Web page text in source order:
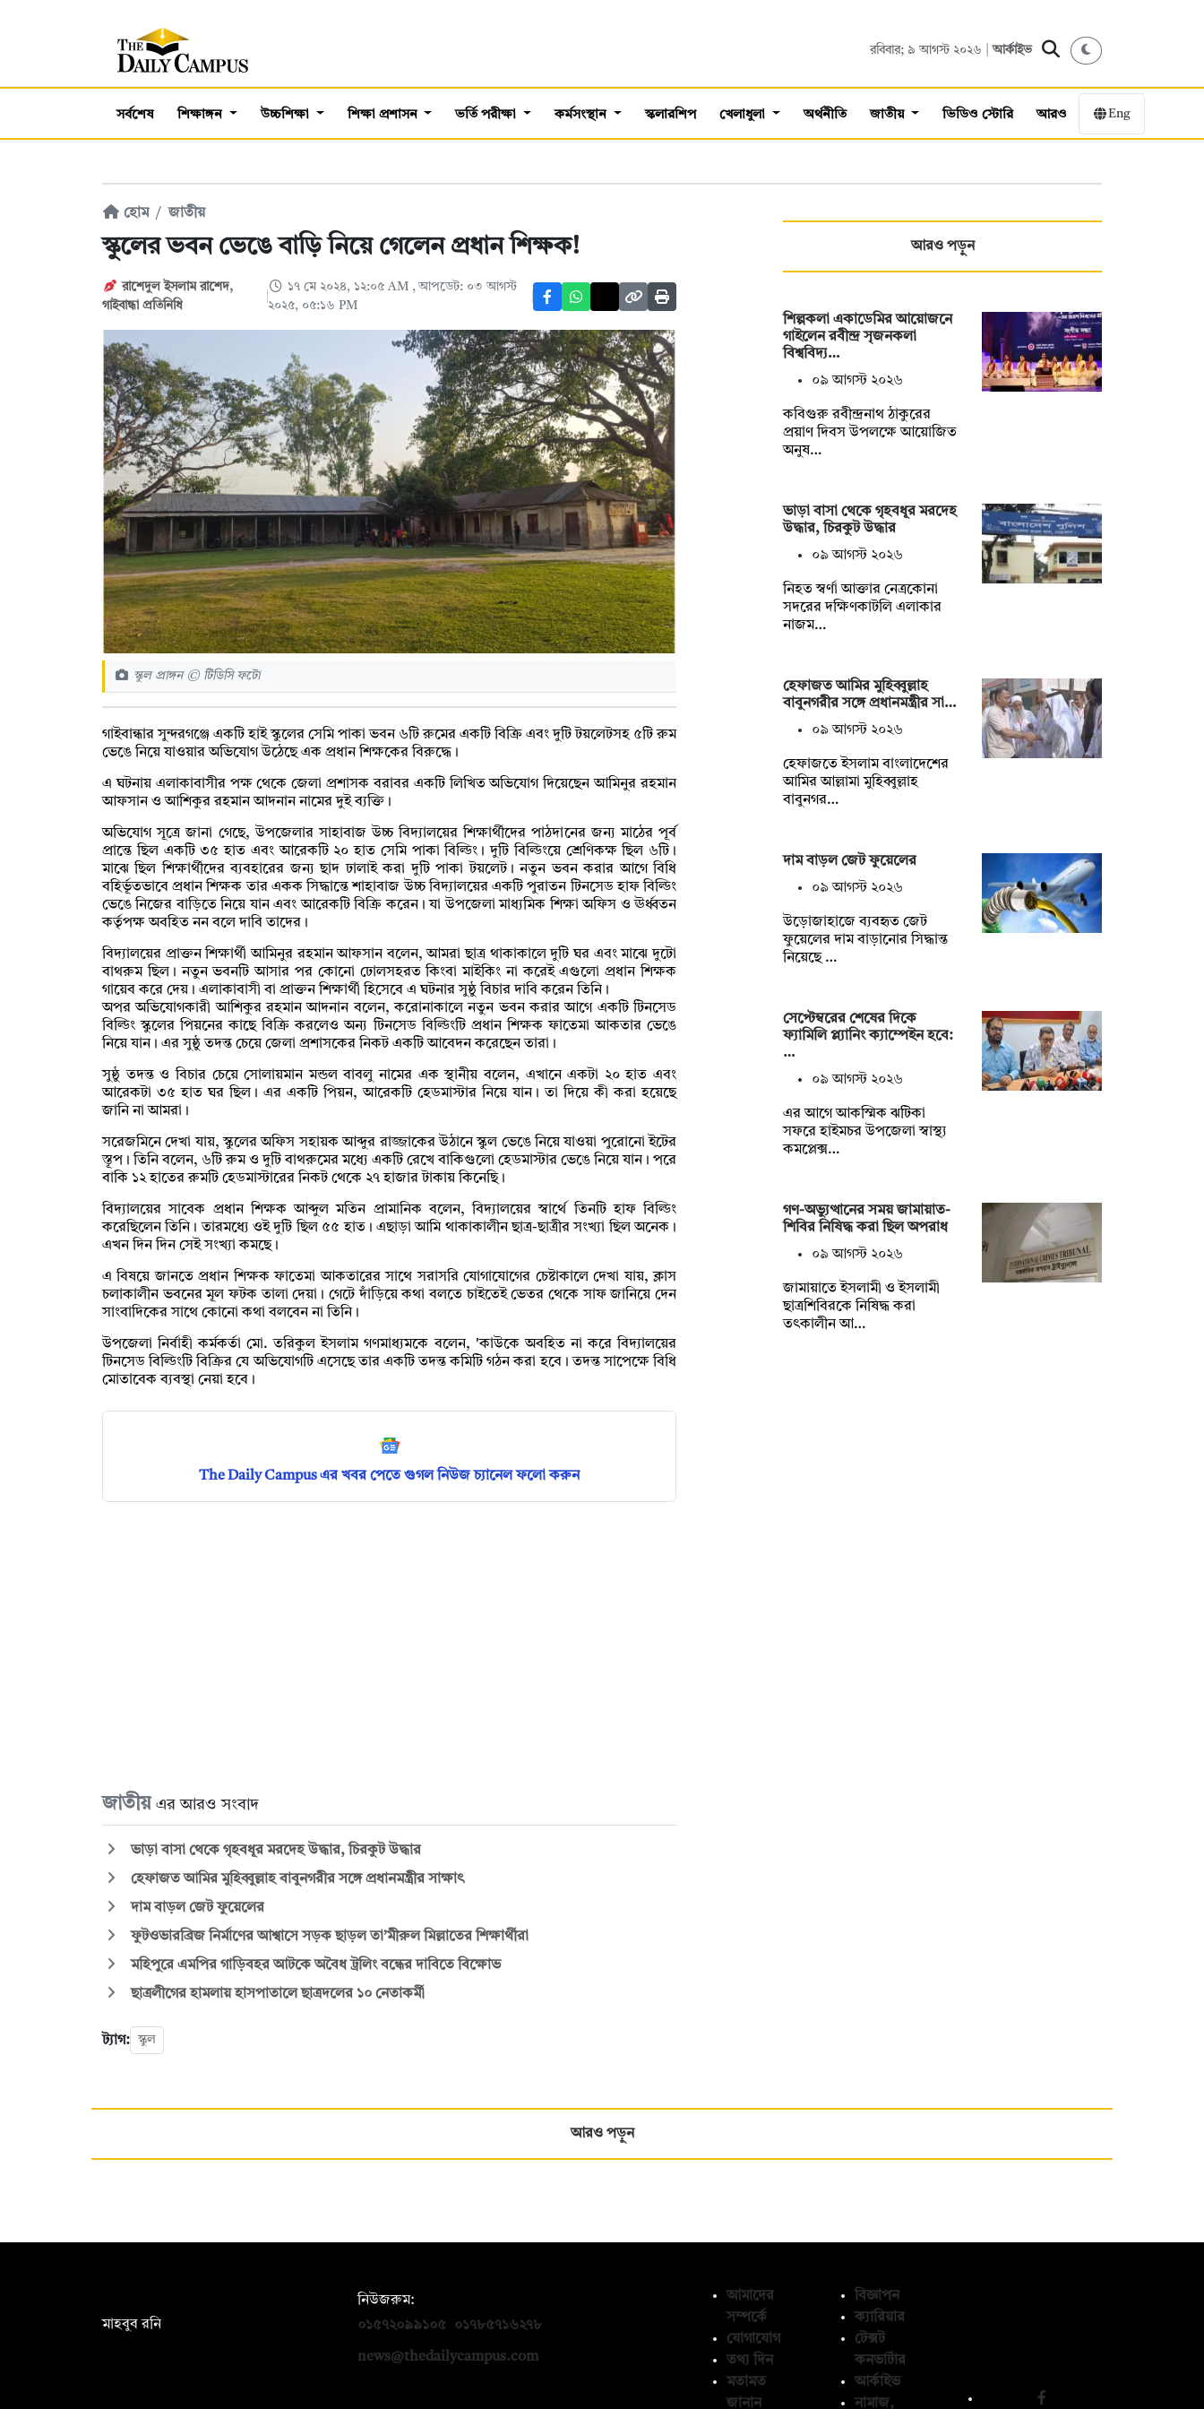
রবিবার; ৯ আগস্ট ২০২৬ |আর্কাইভ
সর্বশেষ শিক্ষাঙ্গন উচ্চশিক্ষা শিক্ষা প্রশাসন ভর্তি পরীক্ষা কর্মসংস্থান স্কলারশিপ খেলাধুলা অর্থনীতি জাতীয় ভিডিও স্টোরি আরও Eng
হোম জাতীয়
স্কুলের ভবন ভেঙে বাড়ি নিয়ে গেলেন প্রধান শিক্ষক!
রাশেদুল ইসলাম রাশেদ,
গাইবান্ধা প্রতিনিধি
১৭ মে ২০২৪, ১২:০৫ AM , আপডেট: ০৩ আগস্ট
২০২৫, ০৫:১৬ PM
স্কুল প্রাঙ্গন © টিডিসি ফটো
গাইবান্ধার সুন্দরগঞ্জে একটি হাই স্কুলের সেমি পাকা ভবন ৬টি রুমের একটি বিক্রি এবং দুটি টয়লেটসহ ৫টি রুম
ভেঙে নিয়ে যাওয়ার অভিযোগ উঠেছে এক প্রধান শিক্ষকের বিরুদ্ধে।
এ ঘটনায় এলাকাবাসীর পক্ষ থেকে জেলা প্রশাসক বরাবর একটি লিখিত অভিযোগ দিয়েছেন আমিনুর রহমান
আফসান ও আশিকুর রহমান আদনান নামের দুই ব্যক্তি।
অভিযোগ সূত্রে জানা গেছে, উপজেলার সাহাবাজ উচ্চ বিদ্যালয়ের শিক্ষার্থীদের পাঠদানের জন্য মাঠের পূর্ব
প্রান্তে ছিল একটি ৩৫ হাত এবং আরেকটি ২০ হাত সেমি পাকা বিল্ডিং। দুটি বিল্ডিংয়ে শ্রেণিকক্ষ ছিল ৬টি।
মাঝে ছিল শিক্ষার্থীদের ব্যবহারের জন্য ছাদ ঢালাই করা দুটি পাকা টয়লেট। নতুন ভবন করার আগে বিধি
বহির্ভূতভাবে প্রধান শিক্ষক তার একক সিদ্ধান্তে শাহাবাজ উচ্চ বিদ্যালয়ের একটি পুরাতন টিনসেড হাফ বিল্ডিং
ভেঙে নিজের বাড়িতে নিয়ে যান এবং আরেকটি বিক্রি করেন। যা উপজেলা মাধ্যমিক শিক্ষা অফিস ও ঊর্ধ্বতন
কর্তৃপক্ষ অবহিত নন বলে দাবি তাদের।
বিদ্যালয়ের প্রাক্তন শিক্ষার্থী আমিনুর রহমান আফসান বলেন, আমরা ছাত্র থাকাকালে দুটি ঘর এবং মাঝে দুটো
বাথরুম ছিল। নতুন ভবনটি আসার পর কোনো ঢোলসহরত কিংবা মাইকিং না করেই এগুলো প্রধান শিক্ষক
গায়েব করে দেয়। এলাকাবাসী বা প্রাক্তন শিক্ষার্থী হিসেবে এ ঘটনার সুষ্ঠু বিচার দাবি করেন তিনি।
অপর অভিযোগকারী আশিকুর রহমান আদনান বলেন, করোনাকালে নতুন ভবন করার আগে একটি টিনসেড
বিল্ডিং স্কুলের পিয়নের কাছে বিক্রি করলেও অন্য টিনসেড বিল্ডিংটি প্রধান শিক্ষক ফাতেমা আকতার ভেঙে
নিয়ে যান। এর সুষ্ঠু তদন্ত চেয়ে জেলা প্রশাসকের নিকট একটি আবেদন করেছেন তারা।
সুষ্ঠু তদন্ত ও বিচার চেয়ে সোলায়মান মন্ডল বাবলু নামের এক স্থানীয় বলেন, এখানে একটা ২০ হাত এবং
আরেকটা ৩৫ হাত ঘর ছিল। এর একটি পিয়ন, আরেকটি হেডমাস্টার নিয়ে যান। তা দিয়ে কী করা হয়েছে
জানি না আমরা।
সরেজমিনে দেখা যায়, স্কুলের অফিস সহায়ক আব্দুর রাজ্জাকের উঠানে স্কুল ভেঙে নিয়ে যাওয়া পুরোনো ইটের
স্তূপ। তিনি বলেন, ৬টি রুম ও দুটি বাথরুমের মধ্যে একটি রেখে বাকিগুলো হেডমাস্টার ভেঙে নিয়ে যান। পরে
বাকি ১২ হাতের রুমটি হেডমাস্টারের নিকট থেকে ২৭ হাজার টাকায় কিনেছি।
বিদ্যালয়ের সাবেক প্রধান শিক্ষক আব্দুল মতিন প্রামানিক বলেন, বিদ্যালয়ের স্বার্থে তিনটি হাফ বিল্ডিং
করেছিলেন তিনি। তারমধ্যে ওই দুটি ছিল ৫৫ হাত। এছাড়া আমি থাকাকালীন ছাত্র-ছাত্রীর সংখ্যা ছিল অনেক।
এখন দিন দিন সেই সংখ্যা কমছে।
এ বিষয়ে জানতে প্রধান শিক্ষক ফাতেমা আকতারের সাথে সরাসরি যোগাযোগের চেষ্টাকালে দেখা যায়, ক্লাস
চলাকালীন ভবনের মূল ফটক তালা দেয়া। গেটে দাঁড়িয়ে কথা বলতে চাইতেই ভেতর থেকে সাফ জানিয়ে দেন
সাংবাদিকের সাথে কোনো কথা বলবেন না তিনি।
উপজেলা নির্বাহী কর্মকর্তা মো. তরিকুল ইসলাম গণমাধ্যমকে বলেন, 'কাউকে অবহিত না করে বিদ্যালয়ের
টিনসেড বিল্ডিংটি বিক্রির যে অভিযোগটি এসেছে তার একটি তদন্ত কমিটি গঠন করা হবে। তদন্ত সাপেক্ষে বিধি
মোতাবেক ব্যবস্থা নেয়া হবে।
The Daily Campus এর খবর পেতে গুগল নিউজ চ্যানেল ফলো করুন
জাতীয় এর আরও সংবাদ
ভাড়া বাসা থেকে গৃহবধূর মরদেহ উদ্ধার, চিরকুট উদ্ধার
হেফাজত আমির মুহিব্বুল্লাহ বাবুনগরীর সঙ্গে প্রধানমন্ত্রীর সাক্ষাৎ
দাম বাড়ল জেট ফুয়েলের
ফুটওভারব্রিজ নির্মাণের আশ্বাসে সড়ক ছাড়ল তা’মীরুল মিল্লাতের শিক্ষার্থীরা
মহিপুরে এমপির গাড়িবহর আটকে অবৈধ ট্রলিং বন্ধের দাবিতে বিক্ষোভ
ছাত্রলীগের হামলায় হাসপাতালে ছাত্রদলের ১০ নেতাকর্মী
ট্যাগ: স্কুল
আরও পড়ুন
শিল্পকলা একাডেমির আয়োজনে
গাইলেন রবীন্দ্র সৃজনকলা
বিশ্ববিদ্য…
০৯ আগস্ট ২০২৬
কবিগুরু রবীন্দ্রনাথ ঠাকুরের
প্রয়াণ দিবস উপলক্ষে আয়োজিত
অনুষ…
ভাড়া বাসা থেকে গৃহবধূর মরদেহ
উদ্ধার, চিরকুট উদ্ধার
০৯ আগস্ট ২০২৬
নিহত স্বর্ণা আক্তার নেত্রকোনা
সদরের দক্ষিণকাটলি এলাকার
নাজম…
হেফাজত আমির মুহিব্বুল্লাহ
বাবুনগরীর সঙ্গে প্রধানমন্ত্রীর সা…
০৯ আগস্ট ২০২৬
হেফাজতে ইসলাম বাংলাদেশের
আমির আল্লামা মুহিব্বুল্লাহ
বাবুনগর…
দাম বাড়ল জেট ফুয়েলের
০৯ আগস্ট ২০২৬
উড়োজাহাজে ব্যবহৃত জেট
ফুয়েলের দাম বাড়ানোর সিদ্ধান্ত
নিয়েছে …
সেপ্টেম্বরের শেষের দিকে
ফ্যামিলি প্ল্যানিং ক্যাম্পেইন হবে:
…
০৯ আগস্ট ২০২৬
এর আগে আকস্মিক ঝটিকা
সফরে হাইমচর উপজেলা স্বাস্থ্য
কমপ্লেক্স…
গণ-অভ্যুত্থানের সময় জামায়াত-
শিবির নিষিদ্ধ করা ছিল অপরাধ
০৯ আগস্ট ২০২৬
জামায়াতে ইসলামী ও ইসলামী
ছাত্রশিবিরকে নিষিদ্ধ করা
তৎকালীন আ…
আরও পড়ুন
মাহবুব রনি
নিউজরুম:
০১৫৭২০৯৯১০৫
০১৭৮৫৭১৬২৭৮
news@thedailycampus.com
আমাদের
সম্পর্কে
যোগাযোগ
তথ্য দিন
মতামত
জানান
বিজ্ঞাপন
ক্যারিয়ার
টেক্সট
কনভার্টার
আর্কাইভ
নামাজ,